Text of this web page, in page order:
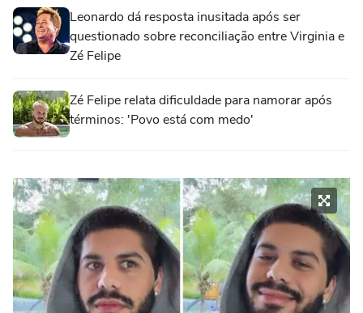
Leonardo dá resposta inusitada após ser
questionado sobre reconciliação entre Virginia e
Zé Felipe
Zé Felipe relata dificuldade para namorar após
términos: 'Povo está com medo'